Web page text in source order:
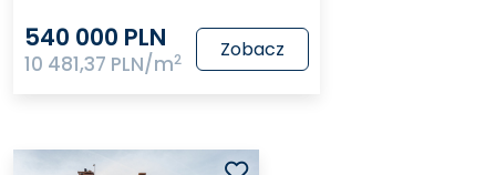
540 000 PLN
10 481,37 PLN/m2 Zobacz